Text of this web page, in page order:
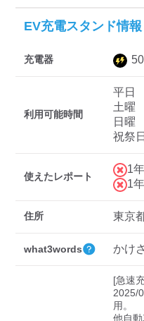
認証システム
三菱ディーラーを表示
EV充電スタンド情報
充電器 50
利用可能時間
平日
土曜
日曜
祝祭日
使えたレポート
1
1
住所 東京
what3words かけ
[急速
2025/
用。
他自